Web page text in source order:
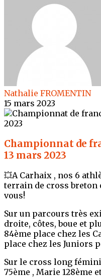
Nathalie FROMENTIN
15 mars 2023
Championnat de
13 mars 2023
💥A Carhaix , nos 6
terrain de cross breton
vous!
Sur un parcours très
droite, côtes, boue et
84ème place chez les
place chez les Juniors
Sur le cross long
75ème , Marie 128ème